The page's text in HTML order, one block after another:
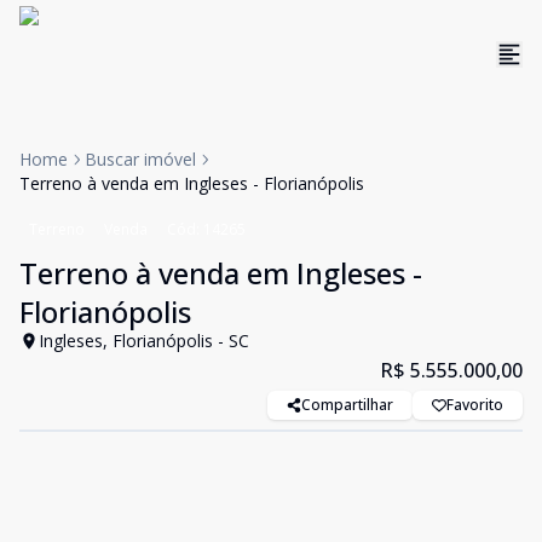
Home
Buscar imóvel
Terreno à venda em Ingleses - Florianópolis
Terreno à venda em Ingleses -
Florianópolis
Ingleses, Florianópolis - SC
R$ 5.555.000,00
Compartilhar Favorito